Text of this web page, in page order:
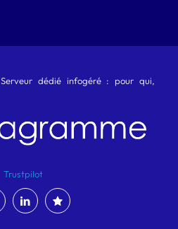
Serveur dédié infogéré : pour qui,
Trustpilot